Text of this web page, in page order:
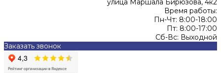
улица Маршала Бирюзова, 4к2
Время работы:
Пн-Чт: 8:00-18:00
Пт: 8:00-17:00
Сб-Вс: Выходной
Заказать звонок